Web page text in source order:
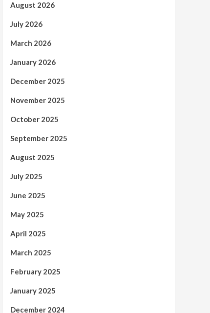
August 2026
July 2026
March 2026
January 2026
December 2025
November 2025
October 2025
September 2025
August 2025
July 2025
June 2025
May 2025
April 2025
March 2025
February 2025
January 2025
December 2024